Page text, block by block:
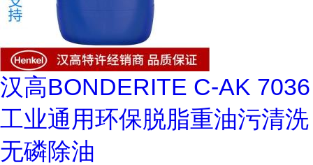
汉高BONDERITE C-AK 7036
工业通用环保脱脂重油污清洗
无磷除油